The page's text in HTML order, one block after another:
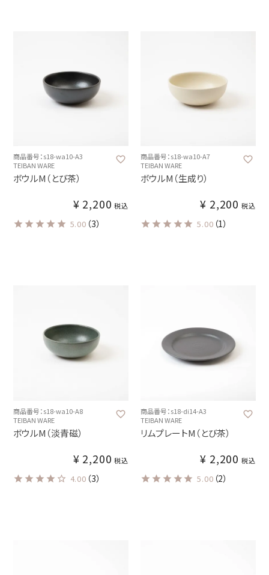
商品番号：s18-wa10-A3
TEIBAN WARE
ボウルM（とび茶）
¥ 2,200 税込
5.00 （3）
商品番号：s18-wa10-A7
TEIBAN WARE
ボウルM（生成り）
¥ 2,200 税込
5.00 （1）
商品番号：s18-wa10-A8
TEIBAN WARE
ボウルM（淡青磁）
¥ 2,200 税込
4.00 （3）
商品番号：s18-di14-A3
TEIBAN WARE
リムプレートM（とび茶）
¥ 2,200 税込
5.00 （2）